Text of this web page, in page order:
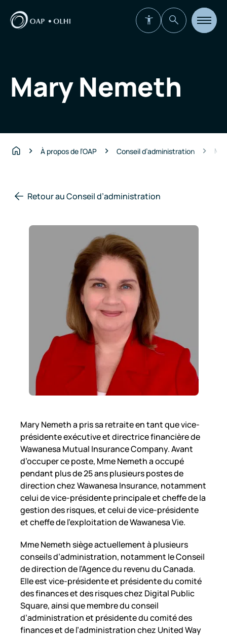
Ouvrir
la
Mary Nemeth
À propos de l’OAP Conseil d’administration
Retour au Conseil d’administration
Mary Nemeth a pris sa retraite en tant que vice-
présidente exécutive et directrice financière de
Wawanesa Mutual Insurance Company. Avant
d’occuper ce poste, Mme Nemeth a occupé
pendant plus de 25 ans plusieurs postes de
direction chez Wawanesa Insurance, notamment
celui de vice-présidente principale et cheffe de la
gestion des risques, et celui de vice-présidente
et cheffe de l’exploitation de Wawanesa Vie.
Mme Nemeth siège actuellement à plusieurs
conseils d’administration, notamment le Conseil
de direction de l’Agence du revenu du Canada.
Elle est vice-présidente et présidente du comité
des finances et des risques chez Digital Public
Square, ainsi que membre du conseil
d’administration et présidente du comité des
finances et de l’administration chez United Way